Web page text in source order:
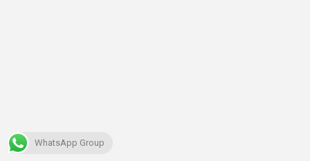
WhatsApp Group